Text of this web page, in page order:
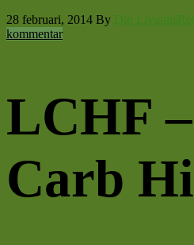
28 februari, 2014 By Din
kommentar
LCHF
Carb